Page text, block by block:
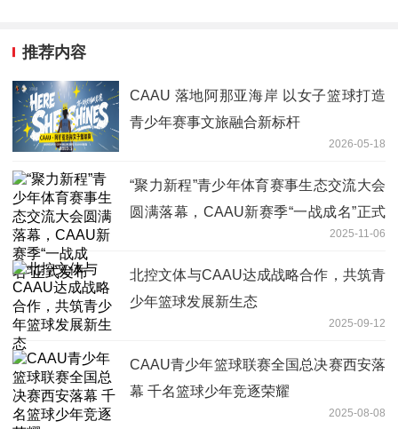
推荐内容
CAAU 落地阿那亚海岸 以女子篮球打造
青少年赛事文旅融合新标杆
2026-05-18
“聚力新程”青少年体育赛事生态交流大会
圆满落幕，CAAU新赛季“一战成名”正式
2025-11-06
北控文体与CAAU达成战略合作，共筑青
少年篮球发展新生态
2025-09-12
CAAU青少年篮球联赛全国总决赛西安落
幕 千名篮球少年竞逐荣耀
2025-08-08